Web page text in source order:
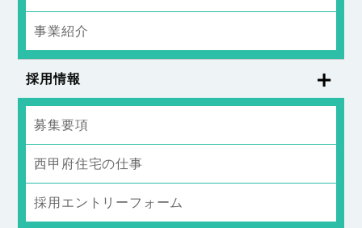
事業紹介
採用情報
募集要項
西甲府住宅の仕事
採用エントリーフォーム